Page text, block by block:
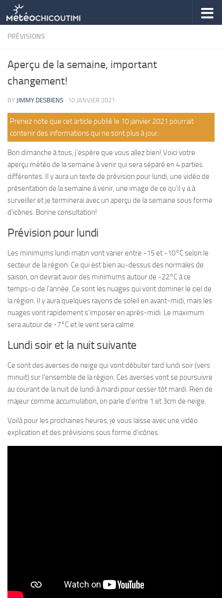
Skip to content
PRÉVISIONS
Aperçu de la semaine, important
changement!
BY JIMMY DESBIENS · 10 JANVIER 2021
Prenez note que cet article publié le 10 janvier 2021 pourrait
contenir des informations qui ne sont plus à jour.
Bon dimanche à tous, j’espère que vous allez bien! Voici votre
aperçu météo de la semaine à venir qui sera séparé en 4 parties
différentes. Il y aura un texte de prévision pour lundi, une vidéo de
présentation de la semaine à venir, une image de ce qu’il y a à
surveiller et je terminerai avec un aperçu de la semaine sous forme
d’icônes. Bonne consultation!
Prévision pour lundi
Les minimums lundi matin vont varier entre -15 et -10°C selon le
secteur de la région. Ce qui est bien au-dessus des normales de
saison, on devrait avoir des minimums autour de -22°C à ce
temps-ci de l’année. Ce sont les nuages qui vont dominer le ciel de
la région. Il y aura quelques rayons de soleil en avant-midi, mais les
nuages vont rapidement s’imposer en après-midi. Le maximum
sera autour de -7°C et le vent sera calme.
Lundi soir et la nuit suivante
Ce sont des averses de neige qui vont débuter tard lundi soir (vers
minuit) sur l’ensemble de la région. Ces averses vont se poursuivre
au courant de la nuit de lundi à mardi pour cesser tôt mardi. Rien de
majeur comme accumulation, on parle d’entre 1 et 3cm de neige.
Voilà pour les prochaines heures, je vous laisse avec une vidéo
explication et des prévisions sous forme d’icônes.